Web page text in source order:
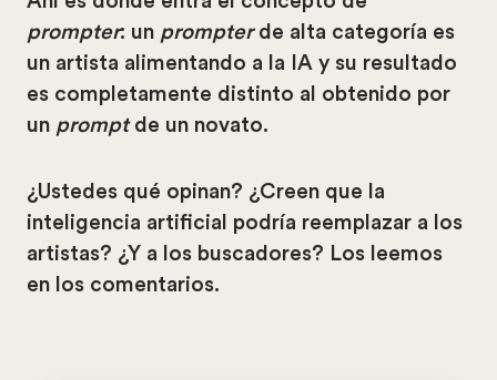
prompter: un prompter de alta categoría es
un artista alimentando a la IA y su resultado
es completamente distinto al obtenido por
un promptde un novato.
¿Ustedes qué opinan? ¿Creen que la
inteligencia artificial podría reemplazar a los
artistas? ¿Y a los buscadores? Los leemos
en los comentarios.